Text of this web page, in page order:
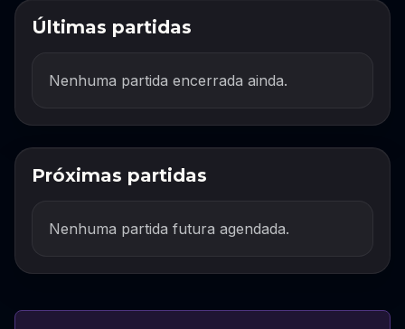
Últimas partidas
Nenhuma partida encerrada ainda.
Próximas partidas
Nenhuma partida futura agendada.